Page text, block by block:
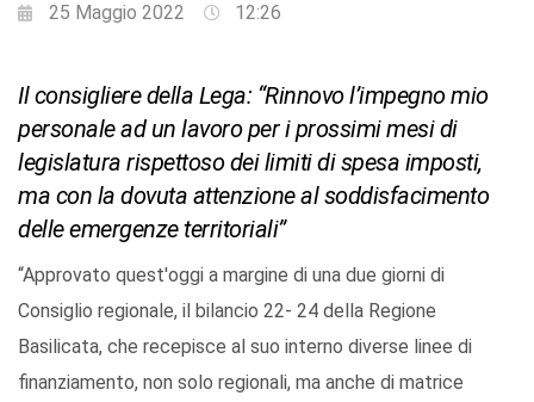
25 Maggio 2022 12:26
Il consigliere della Lega: “Rinnovo l’impegno mio
personale ad un lavoro per i prossimi mesi di
legislatura rispettoso dei limiti di spesa imposti,
ma con la dovuta attenzione al soddisfacimento
delle emergenze territoriali”
“Approvato quest'oggi a margine di una due giorni di
Consiglio regionale, il bilancio 22- 24 della Regione
Basilicata, che recepisce al suo interno diverse linee di
finanziamento, non solo regionali, ma anche di matrice